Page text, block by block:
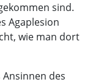
sind.
Agaplesion
wie man dort
des